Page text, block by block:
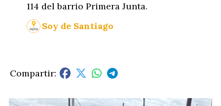
114 del barrio Primera Junta.
Soy de Santiago